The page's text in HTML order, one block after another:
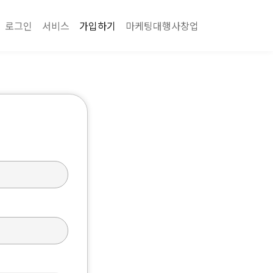
로그인 서비스 가입하기 마케팅대행사창업